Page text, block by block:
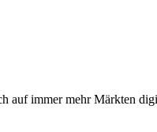
auf immer mehr Märkten